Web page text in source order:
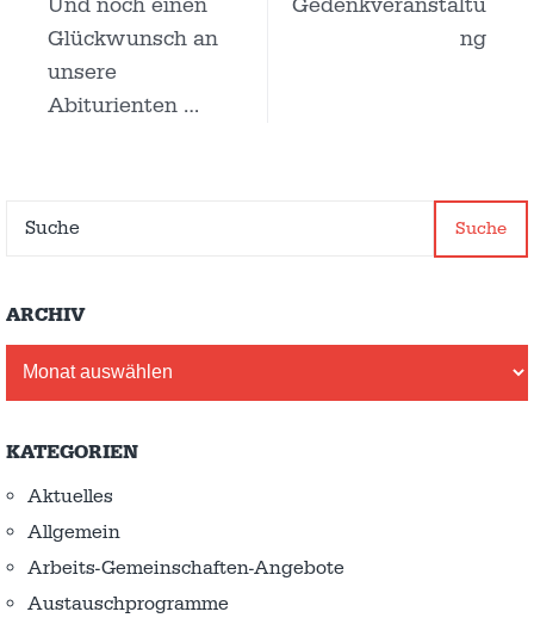
Glückwunsch an
unsere
Abiturienten …
ng
Suche
ARCHIV
KATEGORIEN
Aktuelles
Allgemein
Arbeits-Gemeinschaften-Angebote
Austausch­programme